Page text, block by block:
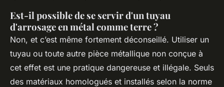
Est-il possible de se servir d'un tuyau
d'arrosage en métal comme terre ?
Non, et c’est même fortement déconseillé. Utiliser un
tuyau ou toute autre pièce métallique non conçue à
cet effet est une pratique dangereuse et illégale. Seuls
des matériaux homologués et installés selon la norme